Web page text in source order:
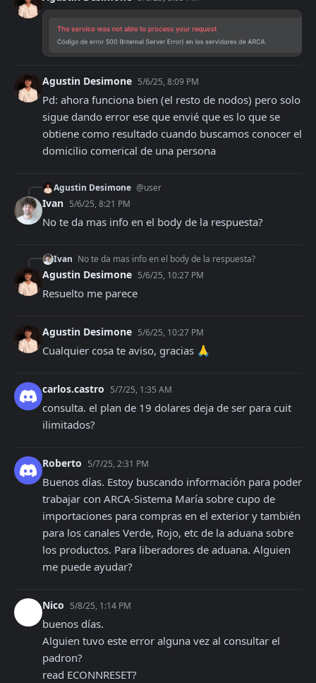
Agustin Desimone 5/6/25, 8:09 PM
Pd: ahora funciona bien (el resto de nodos) pero solo
sigue dando error ese que envié que es lo que se
obtiene como resultado cuando buscamos conocer el
domicilio comerical de una persona
Agustin Desimone @user
Ivan 5/6/25, 8:21 PM
No te da mas info en el body de la respuesta?
Ivan No te da mas info en el body de la respuesta?
Agustin Desimone 5/6/25, 10:27 PM
Resuelto me parece
Agustin Desimone 5/6/25, 10:27 PM
Cualquier cosa te aviso, gracias 🙏
carlos.castro 5/7/25, 1:35 AM
consulta. el plan de 19 dolares deja de ser para cuit
ilimitados?
Roberto 5/7/25, 2:31 PM
Buenos días. Estoy buscando información para poder
trabajar con ARCA-Sistema María sobre cupo de
importaciones para compras en el exterior y también
para los canales Verde, Rojo, etc de la aduana sobre
los productos. Para liberadores de aduana. Alguien
me puede ayudar?
Nico 5/8/25, 1:14 PM
buenos días.
Alguien tuvo este error alguna vez al consultar el
padron?
read ECONNRESET?